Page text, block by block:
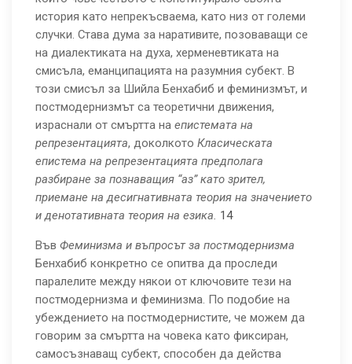
история като непрекъсваема, като низ от големи
случки. Става дума за наративите, позоваващи се
на диалектиката на духа, херменевтиката на
смисъла, еманципацията на разумния субект. В
този смисъл за Шийла Бенхабиб и феминизмът, и
постмодернизмът са теоретични движения,
израснали от смъртта на епистемата на
репрезентацията, доколкото Класическата
епистема на репрезентацията предполага
разбиране за познаващия “аз” като зрител,
приемане на десигнативната теория на значението
и денотативната теория на езика. 14
Във Феминизма и въпросът за постмодернизма
Бенхабиб конкретно се опитва да проследи
паралелите между някои от ключовите тези на
постмодернизма и феминизма. По подобие на
убеждението на постмодернистите, че можем да
говорим за смъртта на човека като фиксиран,
самосъзнаващ субект, способен да действа